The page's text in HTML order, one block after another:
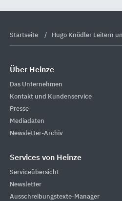
Startseite Hugo Knödler Leitern
Über Heinze
Das Unternehmen
Kontakt und Kundenservice
Presse
Mediadaten
Newsletter-Archiv
Services von Heinze
Serviceübersicht
Newsletter
Ausschreibungstexte-Manager